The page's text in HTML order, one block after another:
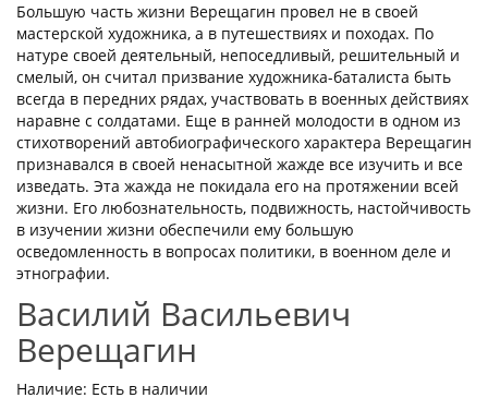
Большую часть жизни Верещагин провел не в своей
мастерской художника, а в путешествиях и походах. По
натуре своей деятельный, непоседливый, решительный и
смелый, он считал призвание художника-баталиста быть
всегда в передних рядах, участвовать в военных действиях
наравне с солдатами. Еще в ранней молодости в одном из
стихотворений автобиографического характера Верещагин
признавался в своей ненасытной жажде все изучить и все
изведать. Эта жажда не покидала его на протяжении всей
жизни. Его любознательность, подвижность, настойчивость
в изучении жизни обеспечили ему большую
осведомленность в вопросах политики, в военном деле и
этнографии.
Василий Васильевич
Верещагин
Наличие: Есть в наличии